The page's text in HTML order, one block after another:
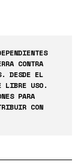
CONTRA
DESDE EL
LIBRE USO.
PARA
CON